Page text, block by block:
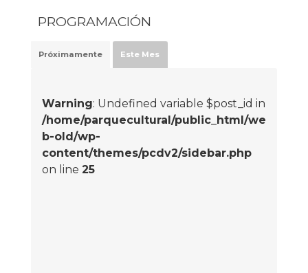
PROGRAMACIÓN
Próximamente Este Mes
Warning: Undefined variable $post_id in
/home/parquecultural/public_html/we
b-old/wp-
content/themes/pcdv2/sidebar.php
on line 25